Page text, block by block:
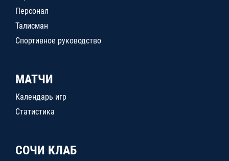
Персонал
Талисман
Спортивное руководство
МАТЧИ
Календарь игр
Статистика
СОЧИ КЛАБ